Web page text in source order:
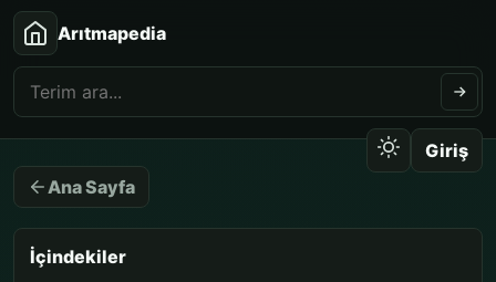
Arıtmapedia
Giriş
Ana Sayfa
İçindekiler